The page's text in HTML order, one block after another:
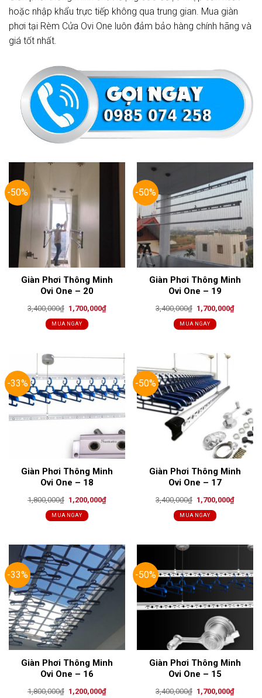
hoặc nhập khẩu trực tiếp không qua trung gian. Mua giàn
phơi tại Rèm Cửa Ovi One luôn đảm bảo hàng chính hãng và
giá tốt nhất.
-50%
Giàn Phơi Thông Minh
Ovi One – 20
3,400,000₫ Original
was:
3,400,000₫.
1,700,000₫Current
price
MUA NGAY
-50%
Giàn Phơi Thông Minh
Ovi One – 19
3,400,000₫ Original
was:
3,400,000₫.
1,700,000₫Current
price
MUA NGAY
-33%
Giàn Phơi Thông Minh
Ovi One – 18
1,800,000₫ Original
price
was:
1,800,000₫.
1,200,000₫Current
price
MUA NGAY
-50%
Giàn Phơi Thông Minh
Ovi One – 17
3,400,000₫ Original
price
was:
3,400,000₫.
1,700,000₫Current
price
MUA NGAY
-33%
Giàn Phơi Thông Minh
Ovi One – 16
1,800,000₫ Original
1,200,000₫Current
-50%
Giàn Phơi Thông Minh
Ovi One – 15
3,400,000₫ Original
1,700,000₫Current